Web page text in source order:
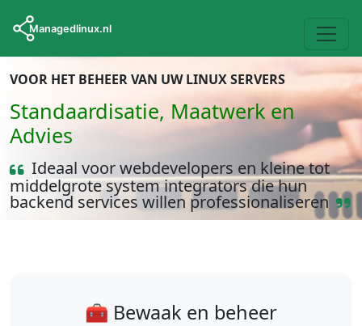
VOOR HET BEHEER VAN UW LINUX SERVERS
Standaardisatie, Maatwerk en
Advies
Ideaal voor webdevelopers en kleine tot
middelgrote system integrators die hun
backend services willen professionaliseren
🧰 Bewaak en beheer